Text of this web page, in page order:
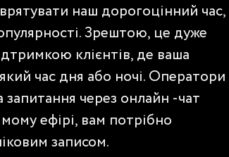
наш дорогоцінний час,
Зрештою, це дуже
клієнтів, де ваша
час дня або ночі. Оператори
через онлайн -чат
ефірі, вам потрібно
записом.